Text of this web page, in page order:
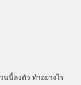
นนี้ลงตัว ทำอย่างไร